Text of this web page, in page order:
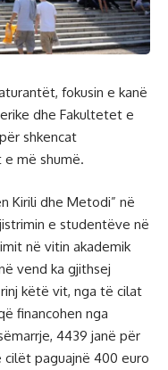
fokusin e kanë
dhe Fakultetet e
shkencat
më shumë.
Kirili dhe Metodi” në
e studentëve në
në vitin akademik
vend ka gjithsej
këtë vit, nga të cilat
financohen nga
4439 janë për
paguajnë 400 euro